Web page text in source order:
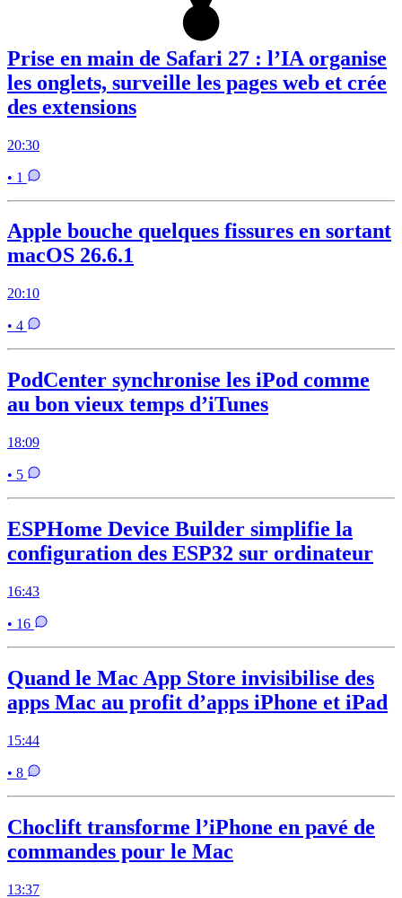
Prise en main de Safari 27 : l’IA organise
les onglets, surveille les pages web et crée
des extensions
20:30
• 1
Apple bouche quelques fissures en sortant
macOS 26.6.1
20:10
• 4
PodCenter synchronise les iPod comme
au bon vieux temps d’iTunes
18:09
• 5
ESPHome Device Builder simplifie la
configuration des ESP32 sur ordinateur
16:43
• 16
Quand le Mac App Store invisibilise des
apps Mac au profit d’apps iPhone et iPad
15:44
• 8
Choclift transforme l’iPhone en pavé de
commandes pour le Mac
13:37